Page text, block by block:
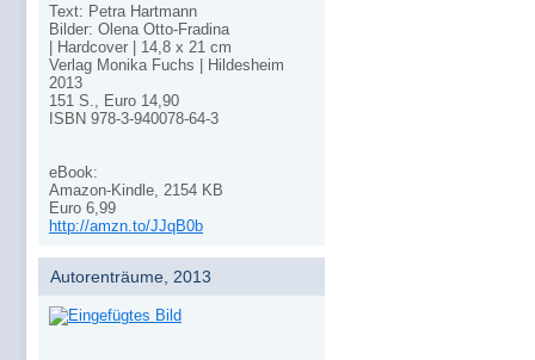
Text: Petra Hartmann
Bilder: Olena Otto-Fradina
| Hardcover | 14,8 x 21 cm
Verlag Monika Fuchs | Hildesheim
2013
151 S., Euro 14,90
ISBN 978-3-940078-64-3
eBook:
Amazon-Kindle, 2154 KB
Euro 6,99
http://amzn.to/JJqB0b
Autorenträume, 2013